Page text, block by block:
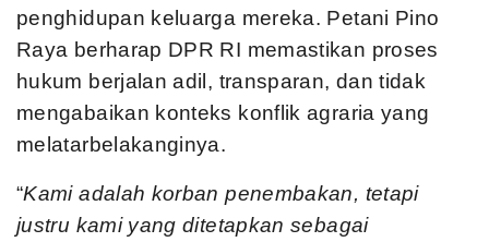
penghidupan keluarga mereka. Petani Pino
Raya berharap DPR RI memastikan proses
hukum berjalan adil, transparan, dan tidak
mengabaikan konteks konflik agraria yang
melatarbelakanginya.
“Kami adalah korban penembakan, tetapi
justru kami yang ditetapkan sebagai